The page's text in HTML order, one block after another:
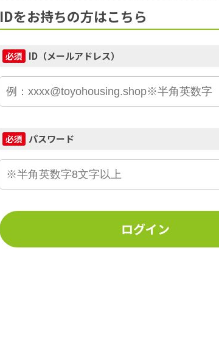
IDをお持ちの方はこちら
必須 ID（メールアドレス）
必須 パスワード
ログイン